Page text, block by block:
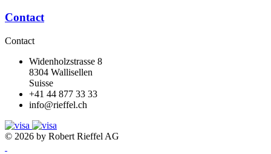
Contact
Contact
Widenholzstrasse 8
8304 Wallisellen
Suisse
+41 44 877 33 33
info@rieffel.ch
© 2026 by Robert Rieffel AG